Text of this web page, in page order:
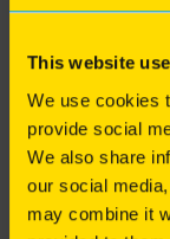
This website
We use cookies
provide social
We also share
our social
may combine it
préserver
d'optimiser
et de la
Pourquoi
pour
vous
pour